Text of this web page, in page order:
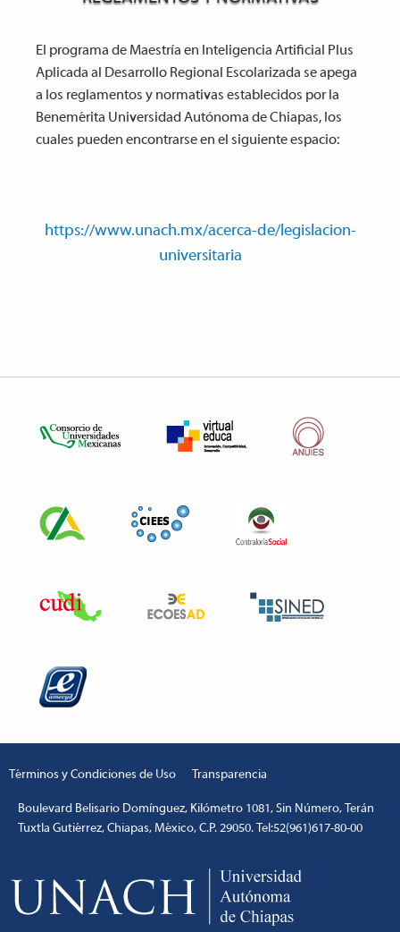
El programa de Maestría en Inteligencia Artificial Plus
Aplicada al Desarrollo Regional Escolarizada se apega
a los reglamentos y normativas establecidos por la
Benemérita Universidad Autónoma de Chiapas, los
cuales pueden encontrarse en el siguiente espacio:
https://www.unach.mx/acerca-de/legislacion-
universitaria
Términos y Condiciones de Uso Transparencia
Boulevard Belisario Domínguez, Kilómetro 1081, Sin Número, Terán
Tuxtla Gutiérrez, Chiapas, México, C.P. 29050. Tel:52(961)617-80-00